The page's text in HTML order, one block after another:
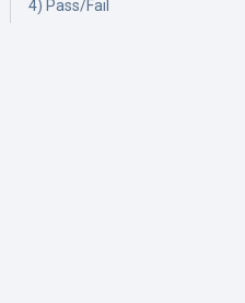
4) Pass/Fail